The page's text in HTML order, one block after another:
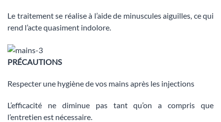
Le traitement se réalise à l’aide de minuscules aiguilles, ce qui
rend l’acte quasiment indolore.
PRÉCAUTIONS
Respecter une hygiène de vos mains après les injections
L’efficacité ne diminue pas tant qu’on a compris que
l’entretien est nécessaire.